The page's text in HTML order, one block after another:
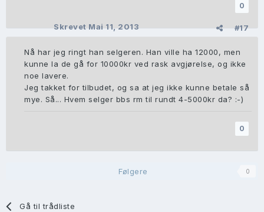
0
#17
SkrevetMai 11, 2013
Nå har jeg ringt han selgeren. Han ville ha 12000, men
kunne la de gå for 10000kr ved rask avgjørelse, og ikke
noe lavere.
Jeg takket for tilbudet, og sa at jeg ikke kunne betale så
mye. Så... Hvem selger bbs rm til rundt 4-5000kr da? :-)
0
Følgere 0
Gå til trådliste